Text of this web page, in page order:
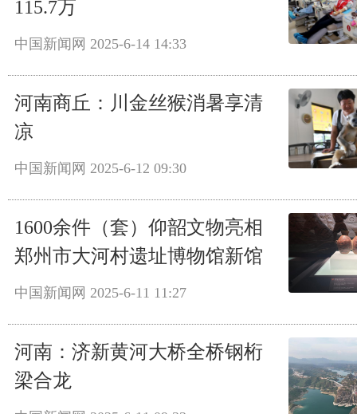
115.7万
中国新闻网 2025-6-14 14:33
河南商丘：川金丝猴消暑享清
凉
中国新闻网 2025-6-12 09:30
1600余件（套）仰韶文物亮相
郑州市大河村遗址博物馆新馆
中国新闻网 2025-6-11 11:27
河南：济新黄河大桥全桥钢桁
梁合龙